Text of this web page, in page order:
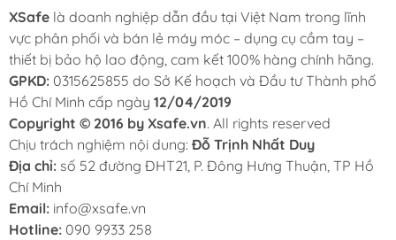
XSafe là doanh nghiệp dẫn đầu tại Việt Nam trong lĩnh
vực phân phối và bán lẻ máy móc – dụng cụ cầm tay –
thiết bị bảo hộ lao động, cam kết 100% hàng chính hãng.
GPKD: 0315625855 do Sở Kế hoạch và Đầu tư Thành phố
Hồ Chí Minh cấp ngày 12/04/2019
Copyright © 2016 by Xsafe.vn. All rights reserved
Chịu trách nghiệm nội dung: Đỗ Trịnh Nhất Duy
Địa chỉ: số 52 đường ĐHT21, P. Đông Hưng Thuận, TP Hồ
Chí Minh
Email: info@xsafe.vn
Hotline: 090 9933 258